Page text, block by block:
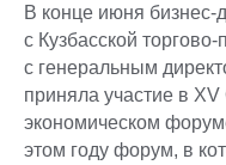
В конце июня бизнес-
с Кузбасской
с генеральным
приняла участие в
экономическом
этом году форум, в